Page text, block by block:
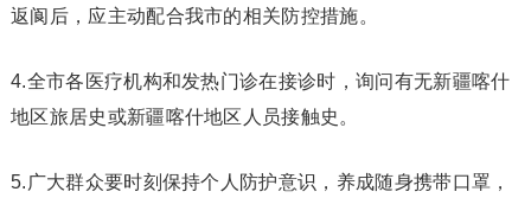
返阆后，应主动配合我市的相关防控措施。
4.全市各医疗机构和发热门诊在接诊时，询问有无新疆喀什
地区旅居史或新疆喀什地区人员接触史。
5.广大群众要时刻保持个人防护意识，养成随身携带口罩，